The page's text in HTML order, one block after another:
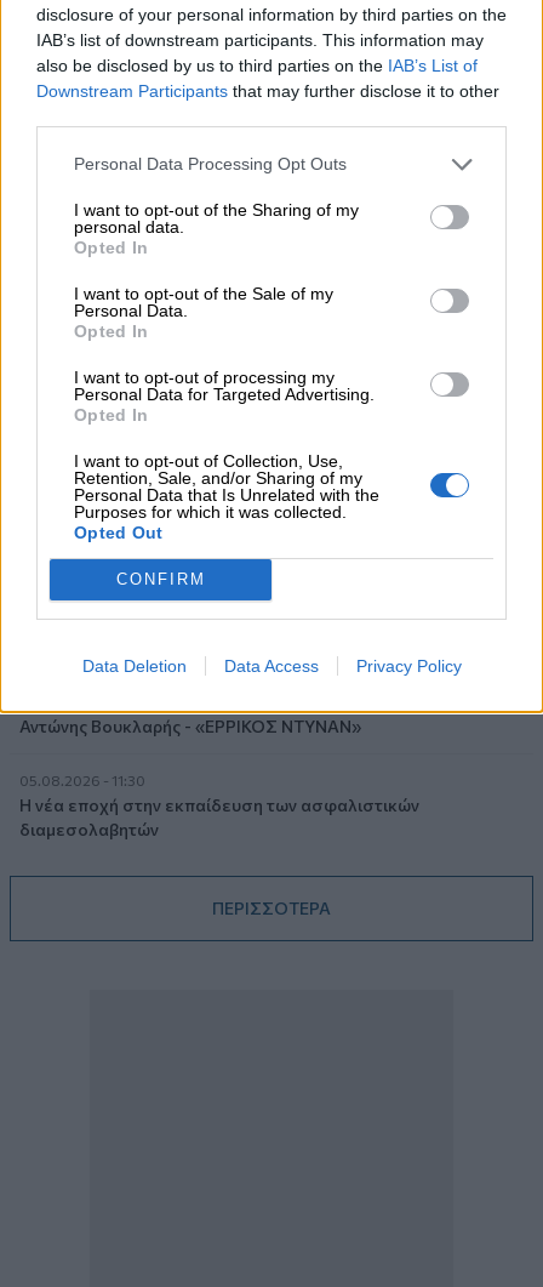
disclosure of your personal information by third parties on the
IAB’s list of downstream participants. This information may
also be disclosed by us to third parties on the IAB’s List of
Downstream Participants that may further disclose it to other
Personal Data Processing Opt Outs
I want to opt-out of the Sharing of my
personal data.
Opted In
I want to opt-out of the Sale of my
Personal Data.
Opted In
I want to opt-out of processing my
Personal Data for Targeted Advertising.
Opted In
I want to opt-out of Collection, Use,
Retention, Sale, and/or Sharing of my
Personal Data that Is Unrelated with the
Purposes for which it was collected.
Opted Out
CONFIRM
Data Deletion Data Access Privacy Policy
06.08.2026 - 11:37
Μείωση ασφαλιστικών εισφορών ύψους 240 εκατ. ευρώ
ζητούν οι έμποροι από την Κυβέρνηση
Ευρώπη: Μπορεί η κλιματική αλλαγή να οδηγήσει σε
06.08.2026 - 09:15
06.08.2026 - 08:40
Η γαλλική «ψήφος» στο «καλώδιο» και τα συμφέροντα, οι
ελληνικές τράπεζες «πρωταθλήτριες» στα δάνεια, νέο deal
Βαρδινογιάννη- Εξάρχου και ο διπλασιασμός των κερδών της
05.08.2026 - 13:37
Randy Schekman, Νομπελίστας Ιατρικής: «Σε πέντε χρόνια
μπορεί να έχουμε θεραπεία που αναστέλλει την εξέλιξη του
Πάρκινσον»
05.08.2026 - 12:33
Ε.Ε και παράνομη μετανάστευση: προτάσεις και δράσεις με
Αντώνης Βουκλαρής - «ΕΡΡΙΚΟΣ ΝΤΥΝΑΝ»
05.08.2026 - 11:30
Η νέα εποχή στην εκπαίδευση των ασφαλιστικών
διαμεσολαβητών
ΠΕΡΙΣΣΟΤΕΡΑ